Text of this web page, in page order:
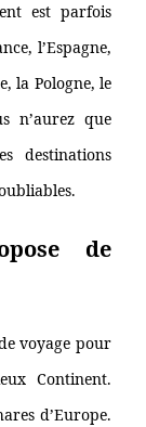
est parfois
l’Espagne,
la Pologne, le
n’aurez que
destinations
de
voyage pour
Continent.
d’Europe.